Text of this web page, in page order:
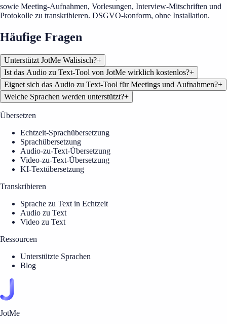
sowie Meeting-Aufnahmen, Vorlesungen, Interview-Mitschriften und
Protokolle zu transkribieren. DSGVO-konform, ohne Installation.
Häufige Fragen
Unterstützt JotMe Walisisch?+
Ist das Audio zu Text-Tool von JotMe wirklich kostenlos?+
Eignet sich das Audio zu Text-Tool für Meetings und Aufnahmen?+
Welche Sprachen werden unterstützt?+
Übersetzen
Echtzeit-Sprachübersetzung
Sprachübersetzung
Audio-zu-Text-Übersetzung
Video-zu-Text-Übersetzung
KI-Textübersetzung
Transkribieren
Sprache zu Text in Echtzeit
Audio zu Text
Video zu Text
Ressourcen
Unterstützte Sprachen
Blog
JotMe